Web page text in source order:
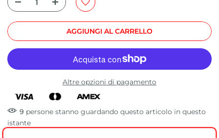
AGGIUNGI AL CARRELLO
Altre opzioni di pagamento
9 persone stanno guardando questo articolo in questo
istante